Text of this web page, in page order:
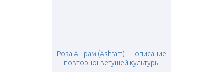
Роза Ашрам (Ashram) — описание
повторноцветущей культуры